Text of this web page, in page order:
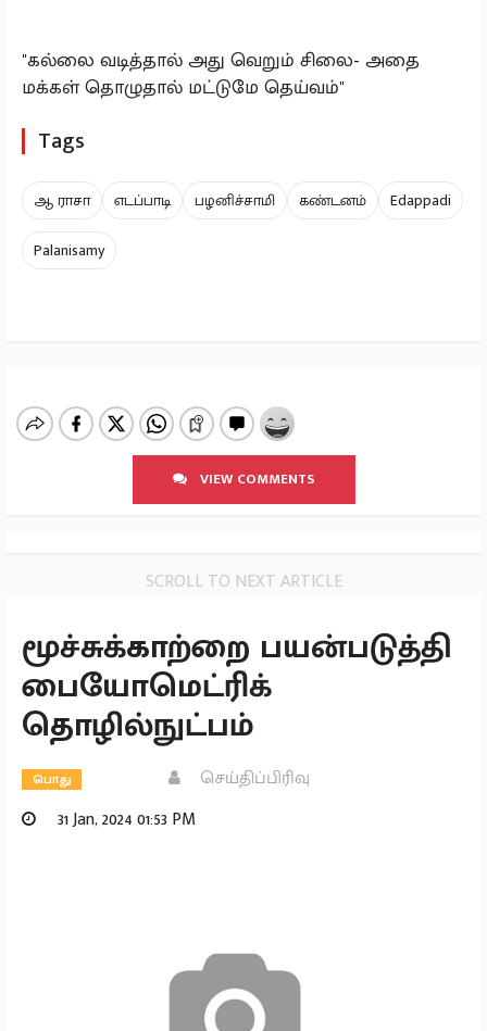
"கல்லை வடித்தால் அது வெறும் சிலை- அதை
மக்கள் தொழுதால் மட்டுமே தெய்வம்"
Tags
ஆ ராசா எடப்பாடி பழனிச்சாமி கண்டனம்
Edappadi
Palanisamy
VIEW COMMENTS
SCROLL TO NEXT ARTICLE
மூச்சுக்காற்றை பயன்படுத்தி
பையோமெட்ரிக்
தொழில்நுட்பம்
பொது
செய்திப்பிரிவு
31 Jan, 2024 01:53 PM